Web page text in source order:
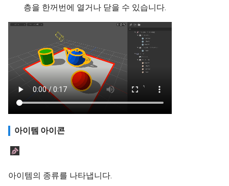
층을 한꺼번에 열거나 닫을 수 있습니다.
아이템 아이콘
아이템의 종류를 나타냅니다.